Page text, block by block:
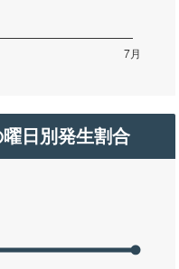
日別発生割合